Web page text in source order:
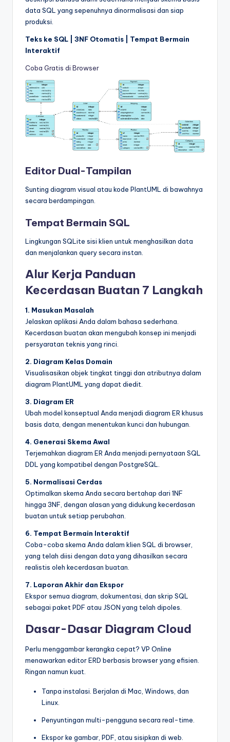
data SQL yang sepenuhnya dinormalisasi dan siap
produksi.
Teks ke SQL | 3NF Otomatis | Tempat Bermain
Interaktif
Coba Gratis di Browser
Editor Dual-Tampilan
Sunting diagram visual atau kode PlantUML di bawahnya
secara berdampingan.
Tempat Bermain SQL
Lingkungan SQLite sisi klien untuk menghasilkan data
dan menjalankan query secara instan.
Alur Kerja Panduan
Kecerdasan Buatan 7 Langkah
1. Masukan Masalah
Jelaskan aplikasi Anda dalam bahasa sederhana.
Kecerdasan buatan akan mengubah konsep ini menjadi
persyaratan teknis yang rinci.
2. Diagram Kelas Domain
Visualisasikan objek tingkat tinggi dan atributnya dalam
diagram PlantUML yang dapat diedit.
3. Diagram ER
Ubah model konseptual Anda menjadi diagram ER khusus
basis data, dengan menentukan kunci dan hubungan.
4. Generasi Skema Awal
Terjemahkan diagram ER Anda menjadi pernyataan SQL
DDL yang kompatibel dengan PostgreSQL.
5. Normalisasi Cerdas
Optimalkan skema Anda secara bertahap dari 1NF
hingga 3NF, dengan alasan yang didukung kecerdasan
buatan untuk setiap perubahan.
6. Tempat Bermain Interaktif
Coba-coba skema Anda dalam klien SQL di browser,
yang telah diisi dengan data yang dihasilkan secara
realistis oleh kecerdasan buatan.
7. Laporan Akhir dan Ekspor
Ekspor semua diagram, dokumentasi, dan skrip SQL
sebagai paket PDF atau JSON yang telah dipoles.
Dasar-Dasar Diagram Cloud
Perlu menggambar kerangka cepat? VP Online
menawarkan editor ERD berbasis browser yang efisien.
Ringan namun kuat.
Tanpa instalasi. Berjalan di Mac, Windows, dan
Linux.
Penyuntingan multi-pengguna secara real-time.
Ekspor ke gambar, PDF, atau sisipkan di web.